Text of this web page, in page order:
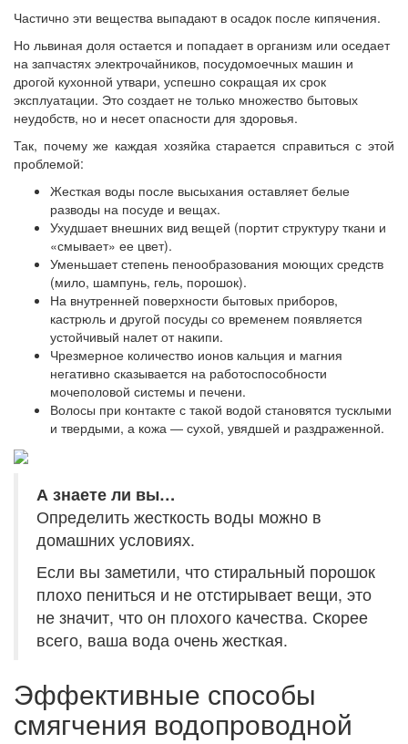
Частично эти вещества выпадают в осадок после кипячения.
Но львиная доля остается и попадает в организм или оседает
на запчастях электрочайников, посудомоечных машин и
дрогой кухонной утвари, успешно сокращая их срок
эксплуатации. Это создает не только множество бытовых
неудобств, но и несет опасности для здоровья.
Так, почему же каждая хозяйка старается справиться с этой
проблемой:
Жесткая воды после высыхания оставляет белые
разводы на посуде и вещах.
Ухудшает внешних вид вещей (портит структуру ткани и
«смывает» ее цвет).
Уменьшает степень пенообразования моющих средств
(мило, шампунь, гель, порошок).
На внутренней поверхности бытовых приборов,
кастрюль и другой посуды со временем появляется
устойчивый налет от накипи.
Чрезмерное количество ионов кальция и магния
негативно сказывается на работоспособности
мочеполовой системы и печени.
Волосы при контакте с такой водой становятся тусклыми
и твердыми, а кожа ― сухой, увядшей и раздраженной.
А знаете ли вы…
Определить жесткость воды можно в
домашних условиях.
Если вы заметили, что стиральный порошок
плохо пениться и не отстирывает вещи, это
не значит, что он плохого качества. Скорее
всего, ваша вода очень жесткая.
Эффективные способы
смягчения водопроводной